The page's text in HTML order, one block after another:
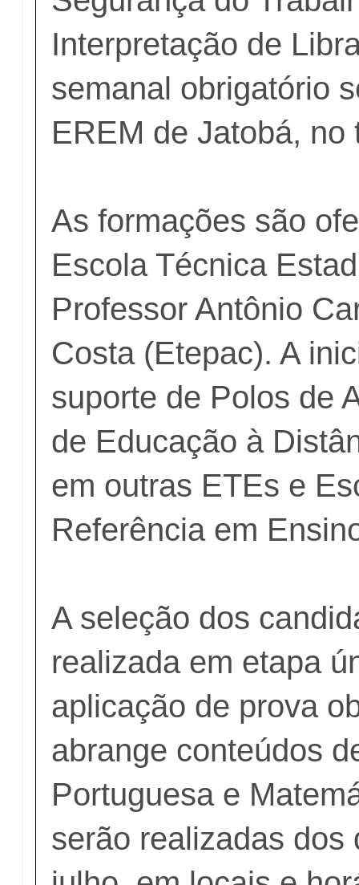
Interpretação de
semanal obrigatório
EREM de Jatobá, no
As formações são
Escola Técnica
Professor Antônio
Costa (Etepac). A
suporte de Polos de
de Educação à
em outras ETEs e
Referência em
A seleção dos
realizada em etapa
aplicação de prova
abrange conteúdos
Portuguesa e
serão realizadas dos